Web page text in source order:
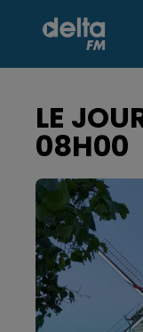
LE
08H00